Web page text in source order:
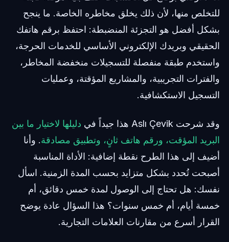
للتخلص منها، لأن ذلك يخلق مخاطره الخاصة. ما ينجح
بشكل أفضل هو التجزئة المنضبطة: احتفظ برقم هاتفك
الحقيقي وبريدك الإلكتروني الأساسي للخدمات الحرجة،
واستخدم طبقة منفصلة للتسجيلات منخفضة المخاطر،
والفترات التجريبية، والمشاريع المؤقتة، وعمليات
التسجيل الاستكشافية.
وقد شرحت Aslı Çevik هذا جيداً في
دليلها لاختيار ما بين
البريد المؤقت، ورقم هاتف ثانٍ، وتطبيق مصادقة. وأنا
أضيف إلى هذا الطرح نقطة إضافية: الأداة المناسبة
أصبحت تُحدد بشكل متزايد بحسب المدة الزمنية. اسأل
نفسك: هل تحتاج إلى الوصول لمدة خمس دقائق، أم
خمسة أيام، أم خمس سنوات؟ هذا السؤال عادة يوضح
القرار أسرع من مقارنات العلامات التجارية.